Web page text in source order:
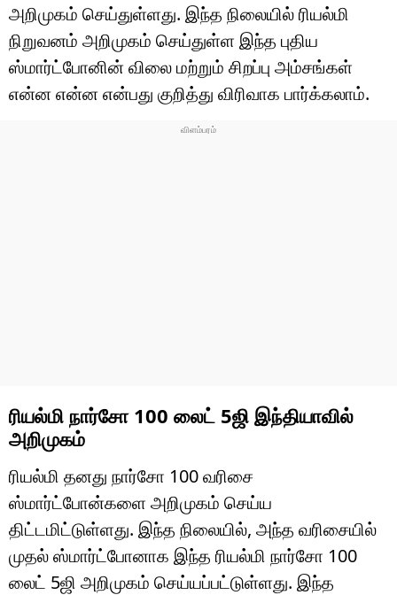
அறிமுகம் செய்துள்ளது. இந்த நிலையில் ரியல்மி
நிறுவனம் அறிமுகம் செய்துள்ள இந்த புதிய
ஸ்மார்ட்போனின் விலை மற்றும் சிறப்பு அம்சங்கள்
என்ன என்ன என்பது குறித்து விரிவாக பார்க்கலாம்.
ரியல்மி நார்சோ 100 லைட் 5ஜி இந்தியாவில்
அறிமுகம்
ரியல்மி தனது நார்சோ 100 வரிசை
ஸ்மார்ட்போன்களை அறிமுகம் செய்ய
திட்டமிட்டுள்ளது. இந்த நிலையில், அந்த வரிசையில்
முதல் ஸ்மார்ட்போனாக இந்த ரியல்மி நார்சோ 100
லைட் 5ஜி அறிமுகம் செய்யப்பட்டுள்ளது. இந்த